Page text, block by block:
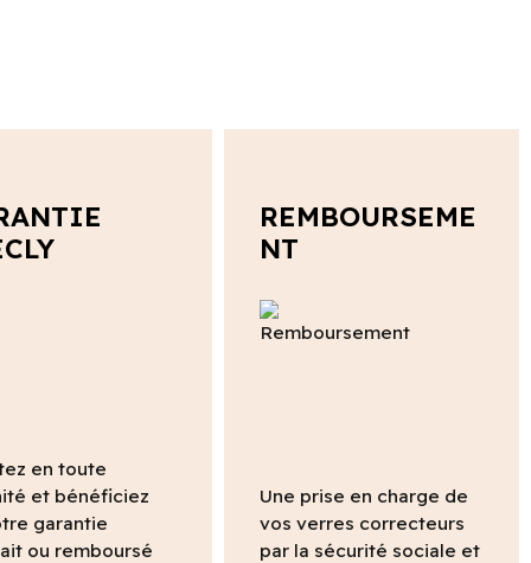
en toute
et bénéficiez
garantie
ou remboursé
REMBOURSEME
NT
Une prise en charge de
vos verres correcteurs
par la sécurité sociale et